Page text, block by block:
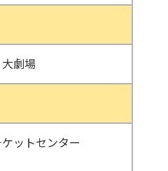
劇場
ットセンター